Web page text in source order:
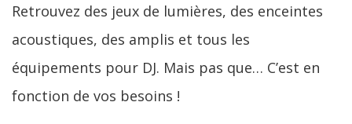
Retrouvez des jeux de lumières, des enceintes
acoustiques, des amplis et tous les
équipements pour DJ. Mais pas que… C’est en
fonction de vos besoins !